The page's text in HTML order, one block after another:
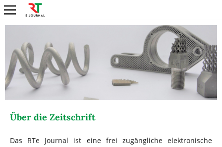
Über die Zeitschrift
Das RTe Journal ist eine frei zugängliche elektronische